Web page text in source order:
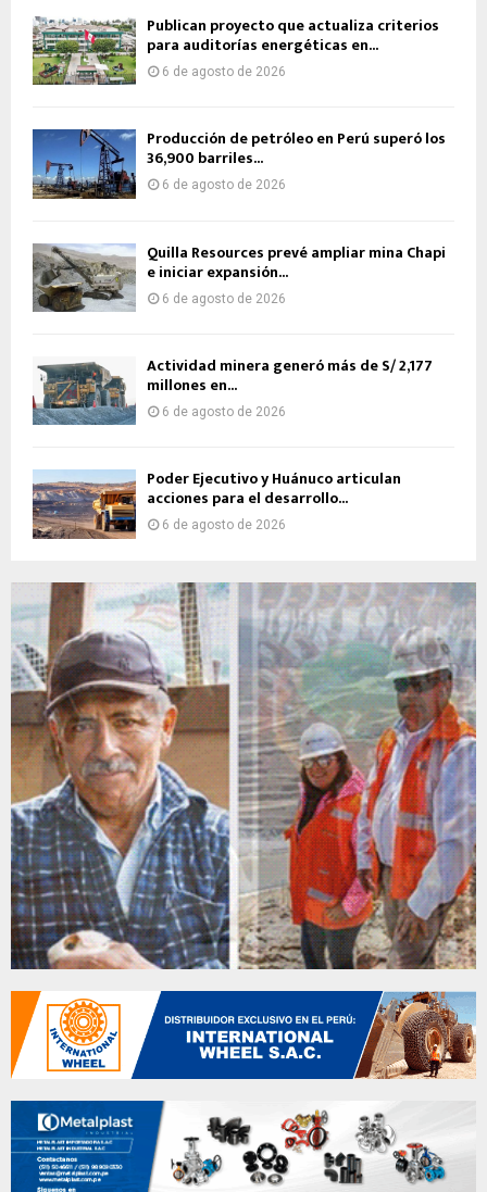
Publican proyecto que actualiza criterios
para auditorías energéticas en...
6 de agosto de 2026
Producción de petróleo en Perú superó los
36,900 barriles...
6 de agosto de 2026
Quilla Resources prevé ampliar mina Chapi
e iniciar expansión...
6 de agosto de 2026
Actividad minera generó más de S/ 2,177
millones en...
6 de agosto de 2026
Poder Ejecutivo y Huánuco articulan
acciones para el desarrollo...
6 de agosto de 2026